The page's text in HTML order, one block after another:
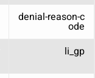
denial-reason-c
ode
li_gp